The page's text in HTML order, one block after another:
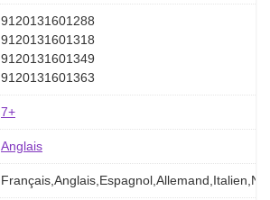
9120131601288
9120131601318
9120131601349
9120131601363
7+
Anglais